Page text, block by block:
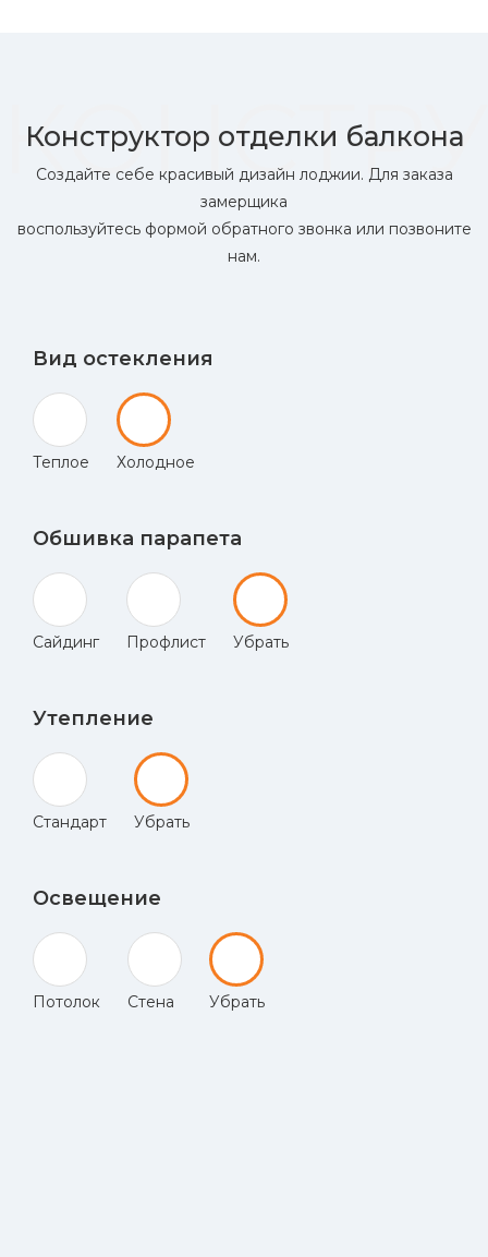
Конструктор отделки балкона
Создайте себе красивый дизайн лоджии. Для заказа
замерщика
воспользуйтесь формой обратного звонка или позвоните
нам.
Вид остекления
Теплое Холодное
Обшивка парапета
Сайдинг Профлист Убрать
Утепление
Стандарт Убрать
Освещение
Потолок Стена Убрать